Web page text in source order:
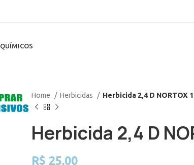
QUÍMICOS
Home Herbicidas Herbicida 2,4 D NORTOX
Herbicida 2,4 D
R$ 25,00